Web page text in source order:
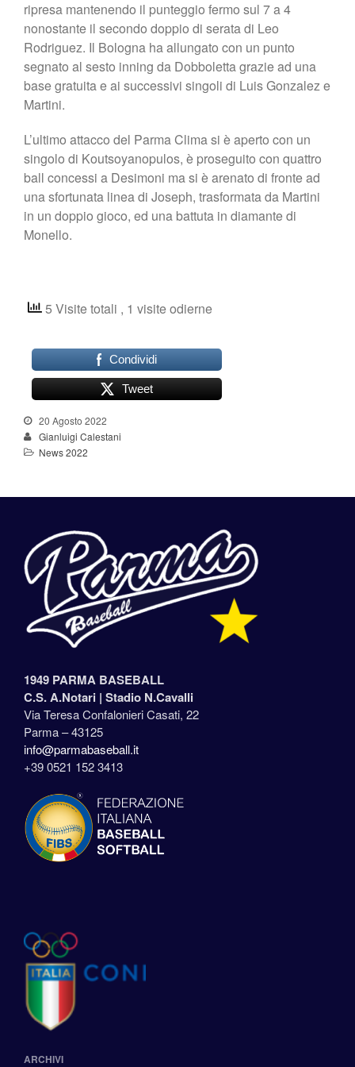
ripresa mantenendo il punteggio fermo sul 7 a 4
nonostante il secondo doppio di serata di Leo
Rodriguez. Il Bologna ha allungato con un punto
segnato al sesto inning da Dobboletta grazie ad una
base gratuita e ai successivi singoli di Luis Gonzalez e
Martini.
L’ultimo attacco del Parma Clima si è aperto con un
singolo di Koutsoyanopulos, è proseguito con quattro
ball concessi a Desimoni ma si è arenato di fronte ad
una sfortunata linea di Joseph, trasformata da Martini
in un doppio gioco, ed una battuta in diamante di
Monello.
5 Visite totali , 1 visite odierne
Condividi
Tweet
20 Agosto 2022
Gianluigi Calestani
News 2022
1949 PARMA BASEBALL
C.S. A.Notari | Stadio N.Cavalli
Via Teresa Confalonieri Casati, 22
Parma – 43125
info@parmabaseball.it
+39 0521 152 3413
ARCHIVI